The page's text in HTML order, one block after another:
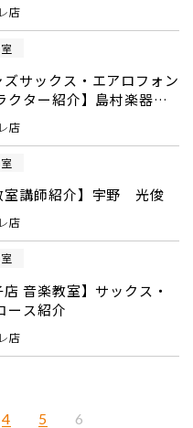
店
ズサックス・エアロフォン
クター紹介】島村楽器
店
室講師紹介】宇野 光俊
店
店 音楽教室】サックス・
ース紹介
店
4 5 6